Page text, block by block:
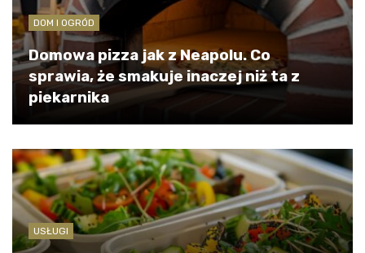
DOM I OGRÓD
Domowa pizza jak z Neapolu. Co
sprawia, że smakuje inaczej niż ta z
piekarnika
USŁUGI